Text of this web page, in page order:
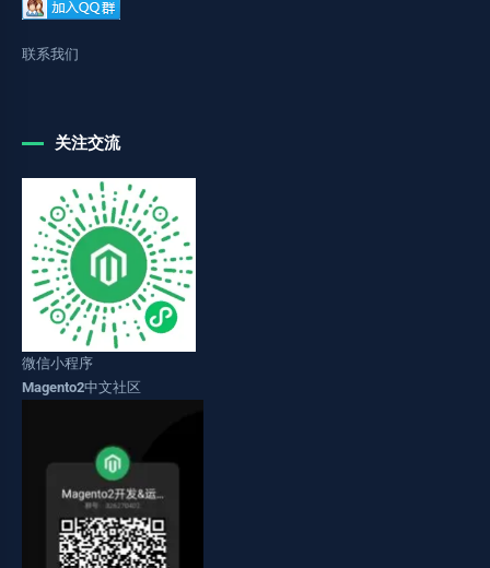
联系我们
关注交流
微信小程序
Magento2中文社区